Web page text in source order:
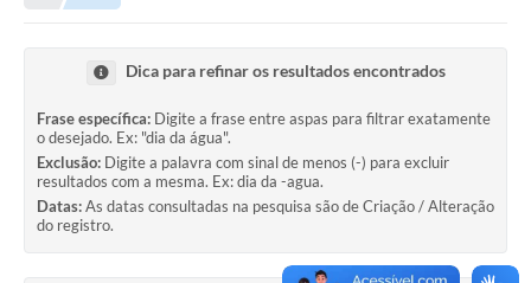
Dica para refinar os resultados encontrados
Frase específica: Digite a frase entre aspas para filtrar exatamente
o desejado. Ex: "dia da água".
Exclusão: Digite a palavra com sinal de menos (-) para excluir
resultados com a mesma. Ex: dia da -agua.
Datas:As datas consultadas na pesquisa são de Criação / Alteração
do registro.